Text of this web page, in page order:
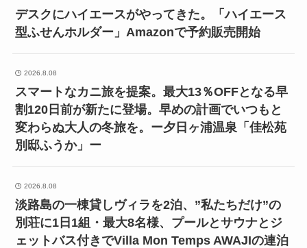
デスクにハイエースがやってきた。「ハイエース
型ふせんホルダー」Amazonで予約販売開始
2026.8.08
スマートなカニ旅を提案。最大13％OFFとなる早
割120日前が新たに登場。早めの計画でいつもと
変わらぬ大人の冬旅を。ー夕日ヶ浦温泉「佳松苑
別邸ふうか」ー
2026.8.08
淡路島の一棟貸しヴィラを2泊、”私たちだけ”の
別荘に1日1組・最大8名様、プールとサウナとジ
ェットバス付きでVilla Mon Temps AWAJIの連泊